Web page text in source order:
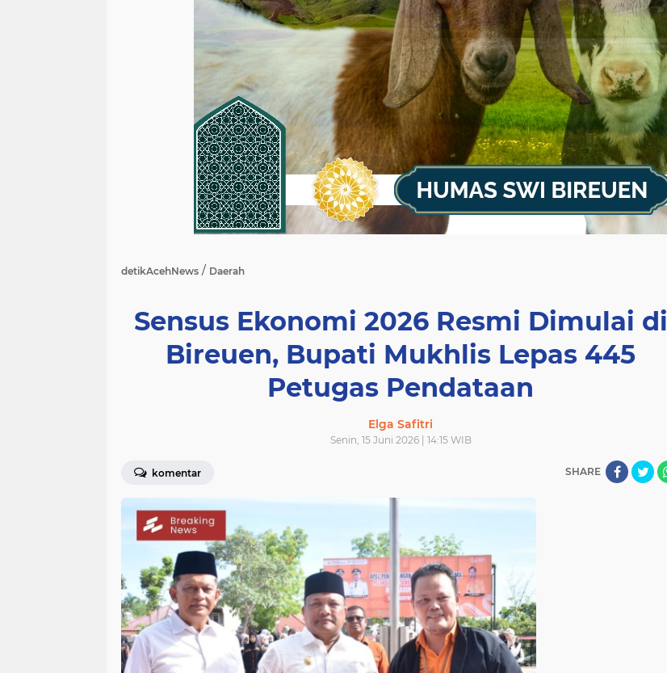
detikAcehNews / Daerah
Sensus Ekonomi 2026 Resmi Dimulai di
Bireuen, Bupati Mukhlis Lepas 445
Petugas Pendataan
Elga Safitri
Senin, 15 Juni 2026 | 14:15 WIB
komentar SHARE